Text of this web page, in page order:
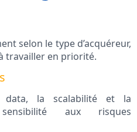
selon le type d’acquéreur,
travailler en priorité.
data, la scalabilité et la
aux risques